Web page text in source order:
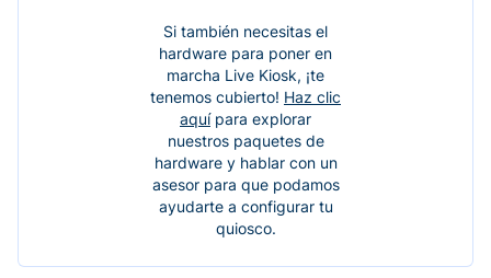
Si también necesitas el
hardware para poner en
marcha Live Kiosk, ¡te
tenemos cubierto! Haz clic
aquípara explorar
nuestros paquetes de
hardware y hablar con un
asesor para que podamos
ayudarte a configurar tu
quiosco.